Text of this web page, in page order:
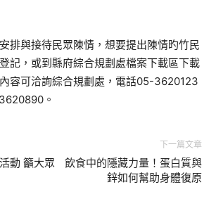
排與接待民眾陳情，想要提出陳情旳竹民
記，或到縣府綜合規劃處檔案下載區下載
容可洽詢綜合規劃處，電話05-3620123
。
動 籲大眾
下一篇文章
飲食中的隱藏力量！蛋白質與
鋅如何幫助身體復原